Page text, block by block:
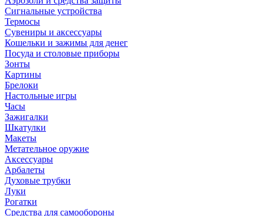
Сигнальные устройства
Термосы
Сувениры и аксессуары
Кошельки и зажимы для денег
Посуда и столовые приборы
Зонты
Картины
Брелоки
Настольные игры
Часы
Зажигалки
Шкатулки
Макеты
Метательное оружие
Аксессуары
Арбалеты
Духовые трубки
Луки
Рогатки
Средства для самообороны